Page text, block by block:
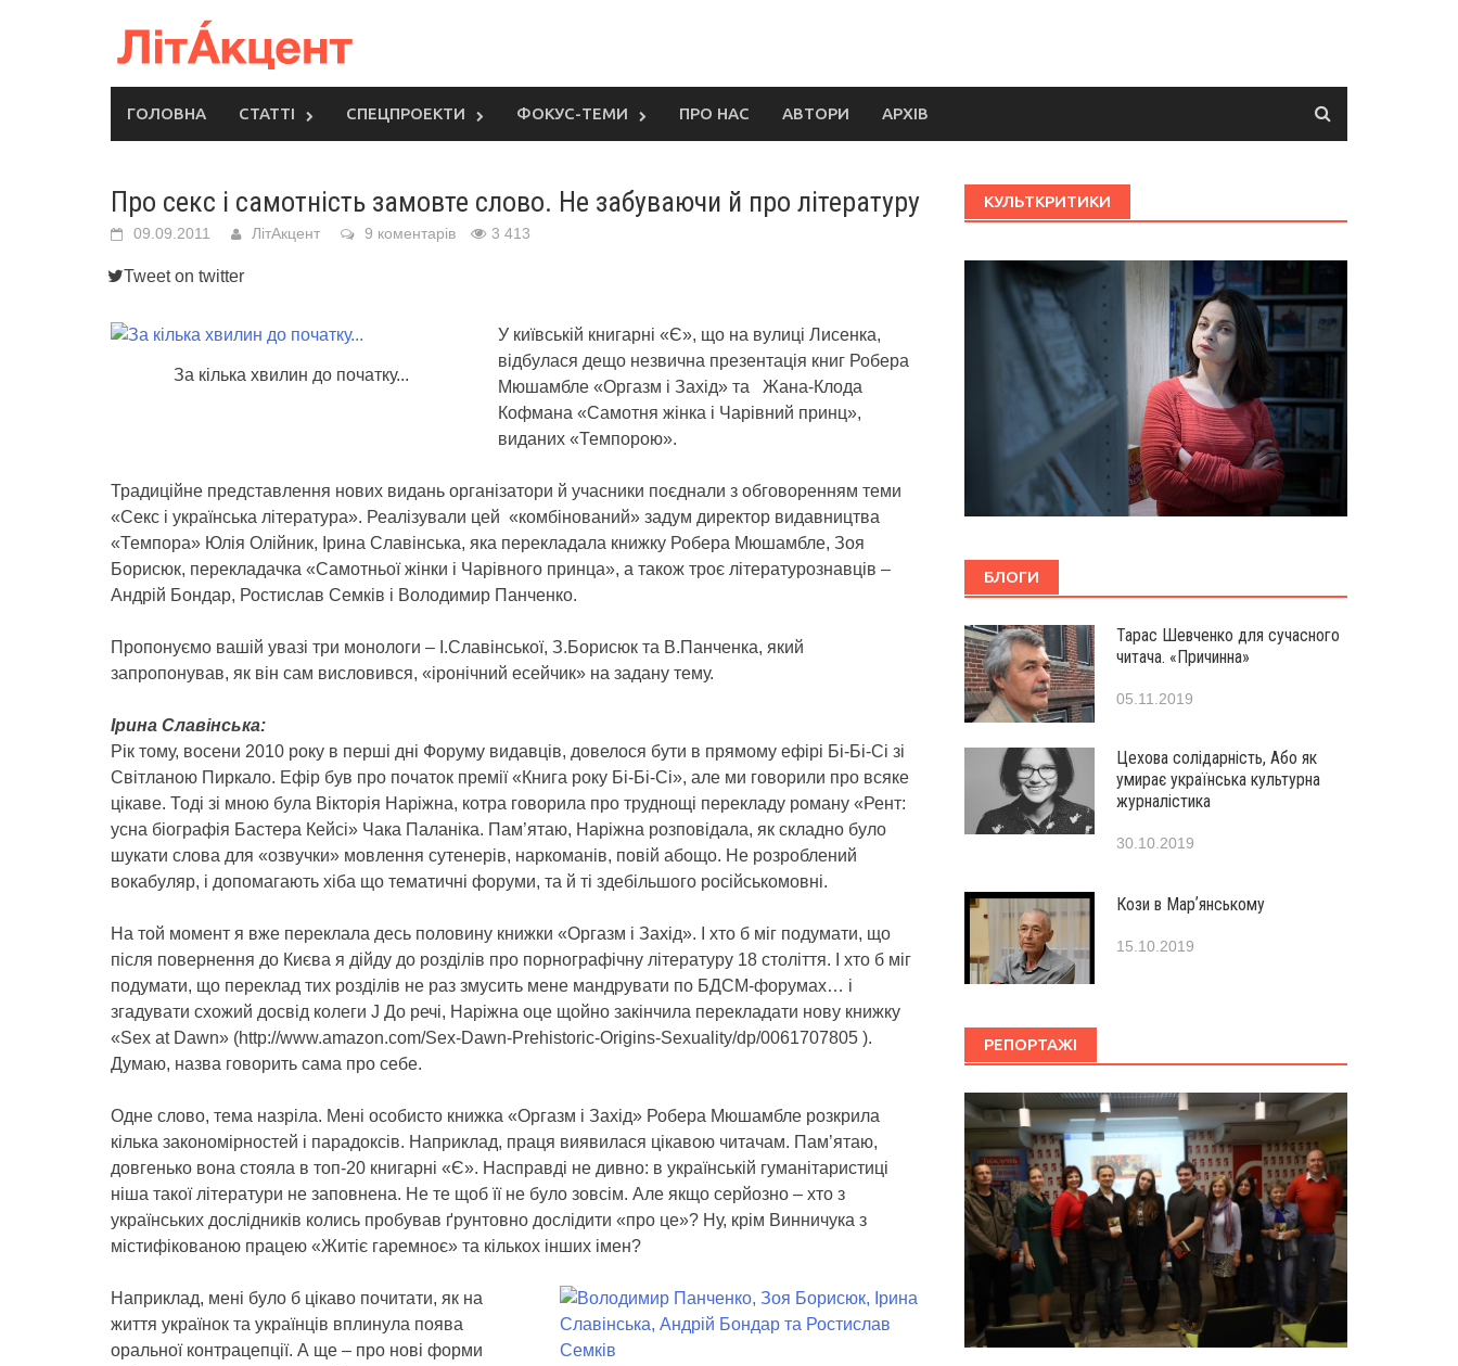
ГОЛОВНА СТАТТІ СПЕЦПРОЕКТИ ФОКУС-ТЕМИ ПРО НАС АВТОРИ АРХІВ
Про секс і самотність замовте слово. Не забуваючи й про літературу
09.09.2011 ЛітАкцент 9 коментарів 3 413
Tweet on twitter
За кілька хвилин до початку...
У київській книгарні «Є», що на вулиці Лисенка,
відбулася дещо незвична презентація книг Робера
Мюшамбле «Оргазм і Захід» та Жана-Клода
Кофмана «Самотня жінка і Чарівний принц»,
виданих «Темпорою».
Традиційне представлення нових видань організатори й учасники поєднали з обговоренням теми
«Секс і українська література». Реалізували цей «комбінований» задум директор видавництва
«Темпора» Юлія Олійник, Ірина Славінська, яка перекладала книжку Робера Мюшамбле, Зоя
Борисюк, перекладачка «Самотньої жінки і Чарівного принца», а також троє літературознавців –
Андрій Бондар, Ростислав Семків і Володимир Панченко.
Пропонуємо вашій увазі три монологи – І.Славінської, З.Борисюк та В.Панченка, який
запропонував, як він сам висловився, «іронічний есейчик» на задану тему.
Ірина Славінська:
Рік тому, восени 2010 року в перші дні Форуму видавців, довелося бути в прямому ефірі Бі-Бі-Сі зі
Світланою Пиркало. Ефір був про початок премії «Книга року Бі-Бі-Сі», але ми говорили про всяке
цікаве. Тоді зі мною була Вікторія Наріжна, котра говорила про труднощі перекладу роману «Рент:
усна біографія Бастера Кейсі» Чака Паланіка. Пам’ятаю, Наріжна розповідала, як складно було
шукати слова для «озвучки» мовлення сутенерів, наркоманів, повій абощо. Не розроблений
вокабуляр, і допомагають хіба що тематичні форуми, та й ті здебільшого російськомовні.
На той момент я вже переклала десь половину книжки «Оргазм і Захід». І хто б міг подумати, що
після повернення до Києва я дійду до розділів про порнографічну літературу 18 століття. І хто б міг
подумати, що переклад тих розділів не раз змусить мене мандрувати по БДСМ-форумах… і
згадувати схожий досвід колеги J До речі, Наріжна оце щойно закінчила перекладати нову книжку
«Sex at Dawn» (http://www.amazon.com/Sex-Dawn-Prehistoric-Origins-Sexuality/dp/0061707805 ).
Думаю, назва говорить сама про себе.
Одне слово, тема назріла. Мені особисто книжка «Оргазм і Захід» Робера Мюшамбле розкрила
кілька закономірностей і парадоксів. Наприклад, праця виявилася цікавою читачам. Пам’ятаю,
довгенько вона стояла в топ-20 книгарні «Є». Насправді не дивно: в українській гуманітаристиці
ніша такої літератури не заповнена. Не те щоб її не було зовсім. Але якщо серйозно – хто з
українських дослідників колись пробував ґрунтовно дослідити «про це»? Ну, крім Винничука з
містифікованою працею «Житіє гаремноє» та кількох інших імен?
Наприклад, мені було б цікаво почитати, як на
життя українок та українців вплинула поява
оральної контрацепції. А ще – про нові форми
КУЛЬТКРИТИКИ
БЛОГИ
Тарас Шевченко для сучасного
читача. «Причинна»
05.11.2019
Цехова солідарність, Або як
умирає українська культурна
журналістика
30.10.2019
Кози в Марʼянському
15.10.2019
РЕПОРТАЖІ